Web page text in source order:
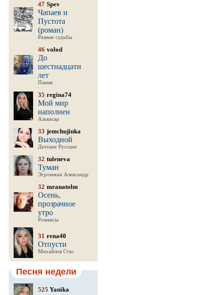
47 Spev
Чапаев и
Пустота
(роман)
Разные судьбы
46 volod
До
шестнадцати
лет
Пламя
35 regina74
Мой мир
наполнен
Алькасар
33 jemchujinka
Выходной
Детские Русские
32 tuleneva
Туман
Эгромжан Александр
32 mranatolm
Осень,
прозрачное
утро
Романсы
31 rena40
Отпусти
Михайлов Стас
Песня недели
525 Yanika